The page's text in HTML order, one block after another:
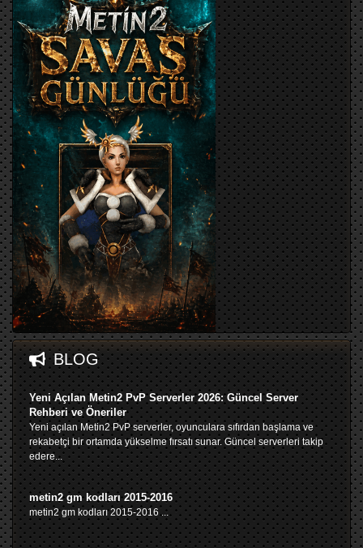
BLOG
Yeni Açılan Metin2 PvP Serverler 2026: Güncel Server
Rehberi ve Öneriler
Yeni açılan Metin2 PvP serverler, oyunculara sıfırdan başlama ve
rekabetçi bir ortamda yükselme fırsatı sunar. Güncel serverleri takip
edere...
metin2 gm kodları 2015-2016
metin2 gm kodları 2015-2016 ...